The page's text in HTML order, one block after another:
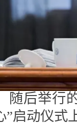
随后举行
”启动仪式